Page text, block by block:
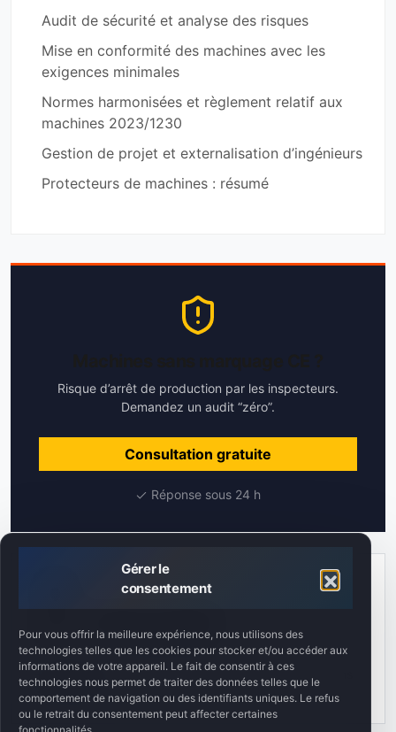
Gérer le
consentement
Pour vous offrir la meilleure expérience, nous utilisons des
technologies telles que les cookies pour stocker et/ou accéder aux
informations de votre appareil. Le fait de consentir à ces
technologies nous permet de traiter des données telles que le
comportement de navigation ou des identifiants uniques. Le refus
ou le retrait du consentement peut affecter certaines
Audit de sécurité et analyse des risques
Mise en conformité des machines avec les
exigences minimales
Normes harmonisées et règlement relatif aux
machines 2023/1230
Gestion de projet et externalisation d’ingénieurs
Protecteurs de machines : résumé
Risque d’arrêt de production par les inspecteurs.
Demandez un audit “zéro”.
Consultation gratuite
Réponse sous 24 h
Senior Safety Engineer
Spécialiste en sécurité des machines. 200+ évaluations
des risques.